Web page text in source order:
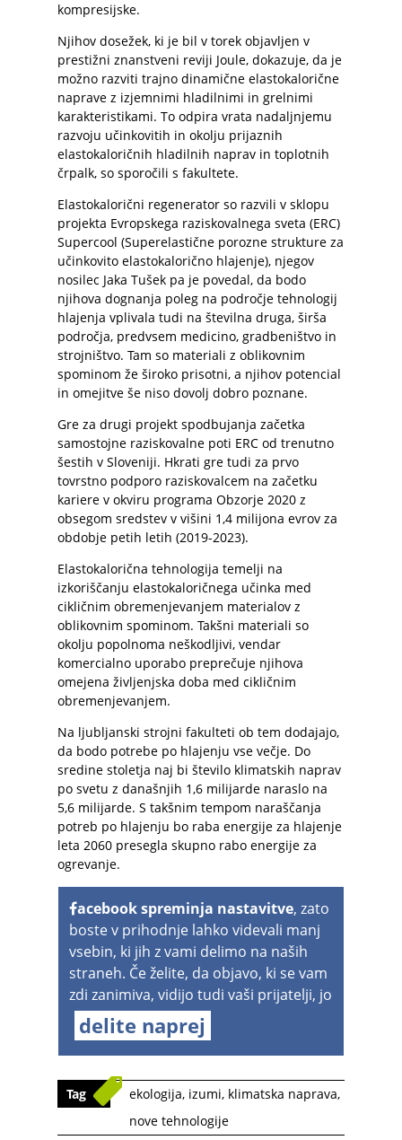
kompresijske.
Njihov dosežek, ki je bil v torek objavljen v
prestižni znanstveni reviji Joule, dokazuje, da je
možno razviti trajno dinamične elastokalorične
naprave z izjemnimi hladilnimi in grelnimi
karakteristikami. To odpira vrata nadaljnjemu
razvoju učinkovitih in okolju prijaznih
elastokaloričnih hladilnih naprav in toplotnih
črpalk, so sporočili s fakultete.
Elastokalorični regenerator so razvili v sklopu
projekta Evropskega raziskovalnega sveta (ERC)
Supercool (Superelastične porozne strukture za
učinkovito elastokalorično hlajenje), njegov
nosilec Jaka Tušek pa je povedal, da bodo
njihova dognanja poleg na področje tehnologij
hlajenja vplivala tudi na številna druga, širša
področja, predvsem medicino, gradbeništvo in
strojništvo. Tam so materiali z oblikovnim
spominom že široko prisotni, a njihov potencial
in omejitve še niso dovolj dobro poznane.
Gre za drugi projekt spodbujanja začetka
samostojne raziskovalne poti ERC od trenutno
šestih v Sloveniji. Hkrati gre tudi za prvo
tovrstno podporo raziskovalcem na začetku
kariere v okviru programa Obzorje 2020 z
obsegom sredstev v višini 1,4 milijona evrov za
obdobje petih letih (2019-2023).
Elastokalorična tehnologija temelji na
izkoriščanju elastokaloričnega učinka med
cikličnim obremenjevanjem materialov z
oblikovnim spominom. Takšni materiali so
okolju popolnoma neškodljivi, vendar
komercialno uporabo preprečuje njihova
omejena življenjska doba med cikličnim
obremenjevanjem.
Na ljubljanski strojni fakulteti ob tem dodajajo,
da bodo potrebe po hlajenju vse večje. Do
sredine stoletja naj bi število klimatskih naprav
po svetu z današnjih 1,6 milijarde naraslo na
5,6 milijarde. S takšnim tempom naraščanja
potreb po hlajenju bo raba energije za hlajenje
leta 2060 presegla skupno rabo energije za
ogrevanje.
acebook spreminja nastavitve, zato
boste v prihodnje lahko videvali manj
vsebin, ki jih z vami delimo na naših
straneh. Če želite, da objavo, ki se vam
zdi zanimiva, vidijo tudi vaši prijatelji, jo
delite naprej
Tag ekologija, izumi, klimatska naprava,
nove tehnologije